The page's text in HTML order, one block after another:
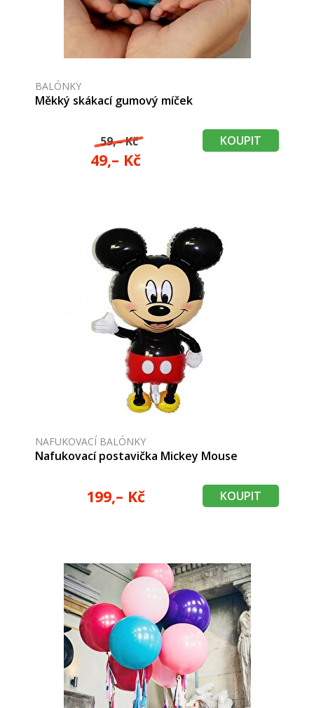
BALÓNKY
Měkký skákací gumový míček
59,– Kč
49,– Kč
KOUPIT
NAFUKOVACÍ BALÓNKY
Nafukovací postavička Mickey Mouse
199,– Kč KOUPIT